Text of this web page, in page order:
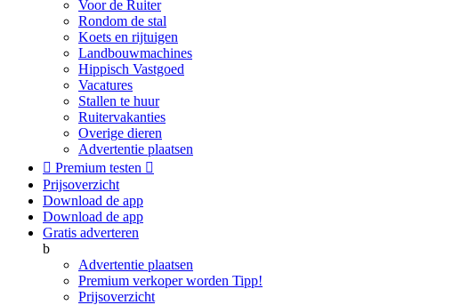
Voor de Ruiter
Rondom de stal
Koets en rijtuigen
Landbouwmachines
Hippisch Vastgoed
Vacatures
Stallen te huur
Ruitervakanties
Overige dieren
Advertentie plaatsen
 Premium testen 
Prijsoverzicht
Download de app
Download de app
Gratis adverteren
b
Advertentie plaatsen
Premium verkoper worden Tipp!
Prijsoverzicht